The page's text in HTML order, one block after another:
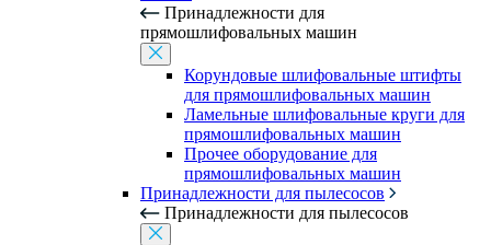
Принадлежности для
прямошлифовальных машин
Корундовые шлифовальные штифты
для прямошлифовальных машин
Ламельные шлифовальные круги для
прямошлифовальных машин
Прочее оборудование для
прямошлифовальных машин
Принадлежности для пылесосов
Принадлежности для пылесосов